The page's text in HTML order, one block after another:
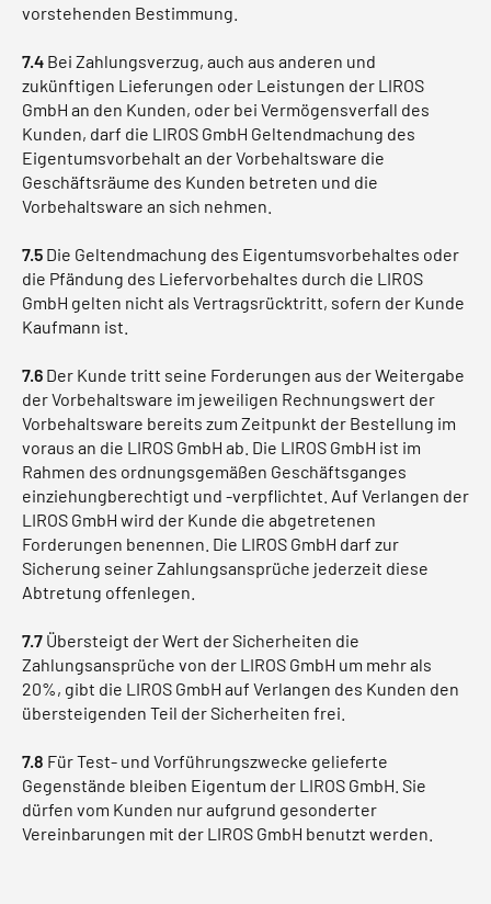
vorstehenden Bestimmung.
7.4 Bei Zahlungsverzug, auch aus anderen und
zukünftigen Lieferungen oder Leistungen der LIROS
GmbH an den Kunden, oder bei Vermögensverfall des
Kunden, darf die LIROS GmbH Geltendmachung des
Eigentumsvorbehalt an der Vorbehaltsware die
Geschäftsräume des Kunden betreten und die
Vorbehaltsware an sich nehmen.
7.5 Die Geltendmachung des Eigentumsvorbehaltes oder
die Pfändung des Liefervorbehaltes durch die LIROS
GmbH gelten nicht als Vertragsrücktritt, sofern der Kunde
Kaufmann ist.
7.6 Der Kunde tritt seine Forderungen aus der Weitergabe
der Vorbehaltsware im jeweiligen Rechnungswert der
Vorbehaltsware bereits zum Zeitpunkt der Bestellung im
voraus an die LIROS GmbH ab. Die LIROS GmbH ist im
Rahmen des ordnungsgemäßen Geschäftsganges
einziehungberechtigt und -verpflichtet. Auf Verlangen der
LIROS GmbH wird der Kunde die abgetretenen
Forderungen benennen. Die LIROS GmbH darf zur
Sicherung seiner Zahlungsansprüche jederzeit diese
Abtretung offenlegen.
7.7 Übersteigt der Wert der Sicherheiten die
Zahlungsansprüche von der LIROS GmbH um mehr als
20%, gibt die LIROS GmbH auf Verlangen des Kunden den
übersteigenden Teil der Sicherheiten frei.
7.8 Für Test- und Vorführungszwecke gelieferte
Gegenstände bleiben Eigentum der LIROS GmbH. Sie
dürfen vom Kunden nur aufgrund gesonderter
Vereinbarungen mit der LIROS GmbH benutzt werden.